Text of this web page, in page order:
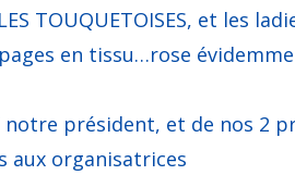
TOUQUETOISES, et les
en tissu…rose
président, et de nos 2
aux organisatrices